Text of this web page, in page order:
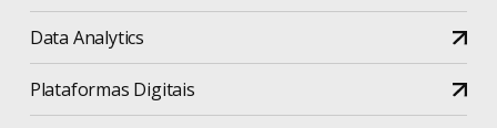
Data Analytics
Plataformas Digitais